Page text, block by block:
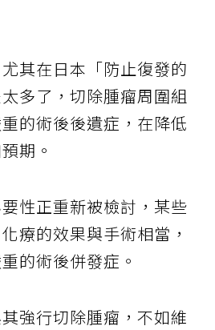
其在日本「防止復發的
多了，切除腫瘤周圍組
的術後後遺症，在降低
期。
性正重新被檢討，某些
化療的效果與手術相當，
的術後併發症。
強行切除腫瘤，不如維